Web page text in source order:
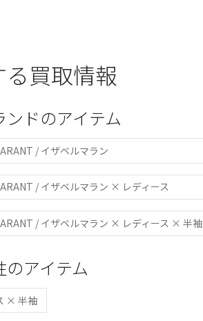
る買取情報
ンドのアイテム
/ イザベルマラン
/ イザベルマラン × レディース
/ イザベルマラン × レディース × 半袖
のアイテム
× 半袖